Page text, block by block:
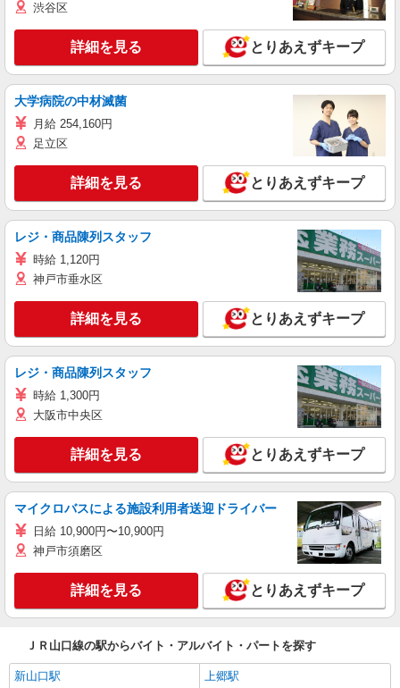
渋谷区
詳細を見る とりあえずキープ
大学病院の中材滅菌
月給 254,160円
足立区
詳細を見る とりあえずキープ
レジ・商品陳列スタッフ
時給 1,120円
神戸市垂水区
詳細を見る とりあえずキープ
レジ・商品陳列スタッフ
時給 1,300円
大阪市中央区
詳細を見る とりあえずキープ
マイクロバスによる施設利用者送迎ドライバー
日給 10,900円〜10,900円
神戸市須磨区
詳細を見る とりあえずキープ
ＪＲ山口線の駅からバイト・アルバイト・パートを探す
新山口駅
上郷駅